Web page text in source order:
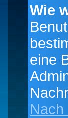
Wie
eine
Nach